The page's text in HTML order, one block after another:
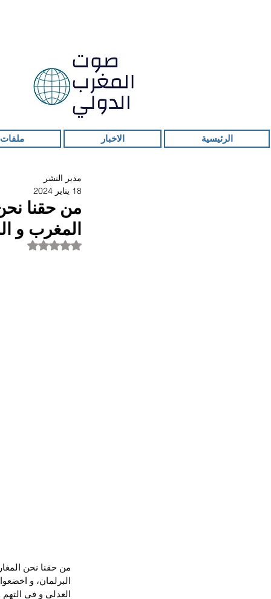
الرئيسية الاخبار
من حقنا
المغرب و
مدير النشر
18 يناير 2024
تم التقييم بـ
من حقنا نحن
البرلمان، و
العدلي و في